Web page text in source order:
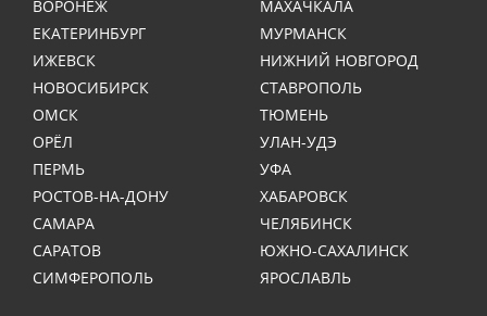
ВОРОНЕЖ
ЕКАТЕРИНБУРГ
ИЖЕВСК
МАХАЧКАЛА
МУРМАНСК
НИЖНИЙ НОВГОРОД
НОВОСИБИРСК
ОМСК
ОРЁЛ
ПЕРМЬ
РОСТОВ-НА-ДОНУ
САМАРА
САРАТОВ
СИМФЕРОПОЛЬ
СТАВРОПОЛЬ
ТЮМЕНЬ
УЛАН-УДЭ
УФА
ХАБАРОВСК
ЧЕЛЯБИНСК
ЮЖНО-САХАЛИНСК
ЯРОСЛАВЛЬ